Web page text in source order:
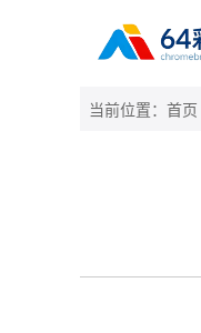
当前位置： 首页